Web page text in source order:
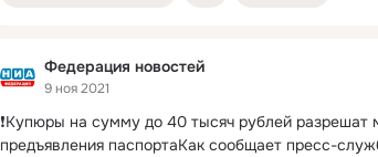
Федерация новостей
9 ноя 2021
❗Купюры на сумму до 40 тысяч рублей разрешат
предъявления паспортаКак сообщает пресс-